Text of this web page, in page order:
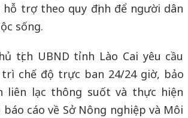
hỗ trợ theo quy định để người dân
sống.
tịch UBND tỉnh Lào Cai yêu cầu
trì chế độ trực ban 24/24 giờ, bảo
liên lạc thông suốt và thực hiện
cáo về Sở Nông nghiệp và Môi